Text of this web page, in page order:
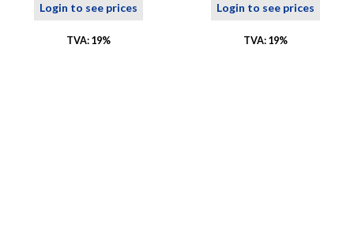
Login to see prices
TVA: 19%
Login to see prices
TVA: 19%